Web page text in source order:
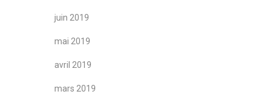
juin 2019
mai 2019
avril 2019
mars 2019